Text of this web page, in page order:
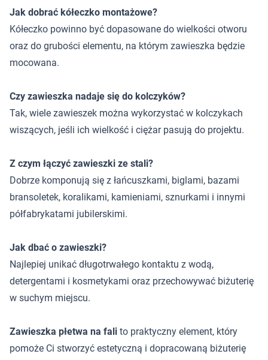
Jak dobrać kółeczko montażowe?
Kółeczko powinno być dopasowane do wielkości otworu
oraz do grubości elementu, na którym zawieszka będzie
mocowana.
Czy zawieszka nadaje się do kolczyków?
Tak, wiele zawieszek można wykorzystać w kolczykach
wiszących, jeśli ich wielkość i ciężar pasują do projektu.
Z czym łączyć zawieszki ze stali?
Dobrze komponują się z łańcuszkami, biglami, bazami
bransoletek, koralikami, kamieniami, sznurkami i innymi
półfabrykatami jubilerskimi.
Jak dbać o zawieszki?
Najlepiej unikać długotrwałego kontaktu z wodą,
detergentami i kosmetykami oraz przechowywać biżuterię
w suchym miejscu.
Zawieszka płetwa na fali to praktyczny element, który
pomoże Ci stworzyć estetyczną i dopracowaną biżuterię